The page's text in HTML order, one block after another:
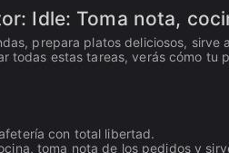
Idle: Toma nota,
prepara platos deliciosos,
todas estas tareas, verás cómo
con total libertad.
toma nota de los pedidos y